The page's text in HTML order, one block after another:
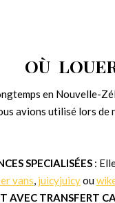
OÙ
en Nouvelle-
avions utilisé lors
SPECIALISÉES :
vans, juicyjuicyou
AVEC TRANSFERT